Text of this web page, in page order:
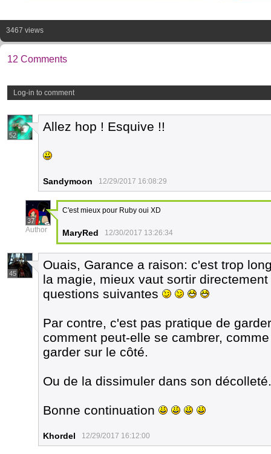
3467 views
12 Comments
Log-in to comment
52
Allez hop ! Esquive !!
Sandymoon 12/29/2017 16:08:29
37
Author
C'est mieux pour Ruby oui XD
MaryRed 12/30/2017 13:26:34
45
Ouais, Garance a raison: c'est trop
la magie, mieux vaut sortir
questions suivantes
Par contre, c'est pas pratique de
comment peut-elle se cambrer,
garder sur le côté.
Ou de la dissimuler dans son
Bonne continuation
Khordel 12/29/2017 16:12:00